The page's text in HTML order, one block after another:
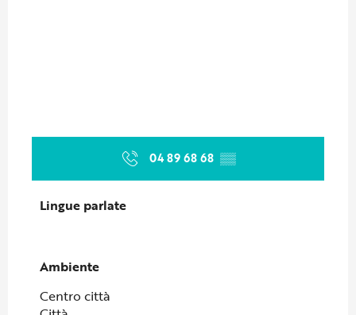
04 89 68 68 ▒▒
Lingue parlate
Lingue parlate
Ambiente
Ambiente
Centro città